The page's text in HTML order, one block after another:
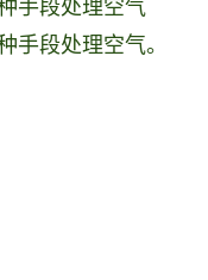
手段处理空气
手段处理空气。